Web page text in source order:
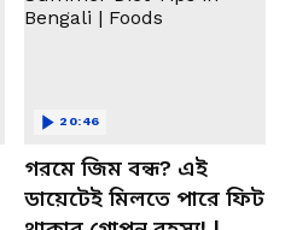
গরমে জিম বন্ধ? এই
ডায়েটেই মিলতে পারে ফিট
20:46